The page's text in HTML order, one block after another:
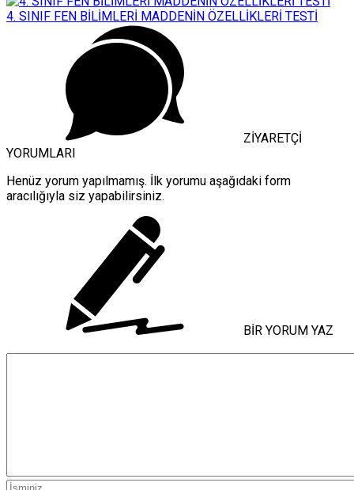
4. SINIF FEN BİLİMLERİ MADDENİN ÖZELLİKLERİ TESTİ
ZİYARETÇİ
YORUMLARI
Henüz yorum yapılmamış. İlk yorumu aşağıdaki form
aracılığıyla siz yapabilirsiniz.
BİR YORUM YAZ